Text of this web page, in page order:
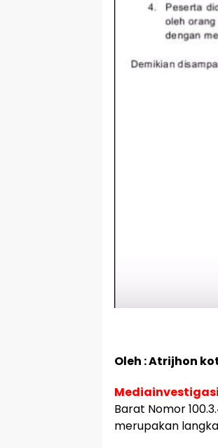
Oleh : Atrijhon
Barat Nomor
merupakan